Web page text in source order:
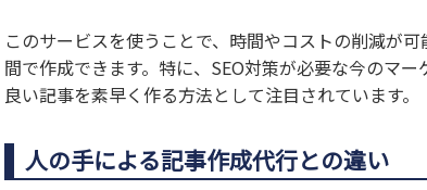
このサービスを使うことで、時間やコストの削減が
間で作成できます。特に、SEO対策が必要な今のマ
良い記事を素早く作る方法として注目されています。
人の手による記事作成代行との違い